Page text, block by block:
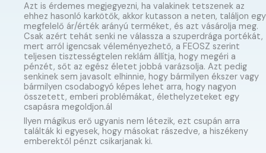
Azt is érdemes megjegyezni, ha valakinek tetszenek az
ehhez hasonló karkötők, akkor kutasson a neten, találjon egy
megfelelő ár/érték arányú terméket, és azt vásárolja meg.
Csak azért tehát senki ne válassza a szuperdrága portékát,
mert arról igencsak véleményezhető, a FEOSZ szerint
teljesen tisztességtelen reklám állítja, hogy megéri a
pénzét, sőt az egész életet jobbá varázsolja. Azt pedig
senkinek sem javasolt elhinnie, hogy bármilyen ékszer vagy
bármilyen csodabogyó képes lehet arra, hogy nagyon
összetett, emberi problémákat, élethelyzeteket egy
csapásra megoldjon.ál
Ilyen mágikus erő ugyanis nem létezik, ezt csupán arra
találták ki egyesek, hogy másokat rászedve, a hiszékeny
emberektől pénzt csikarjanak ki.